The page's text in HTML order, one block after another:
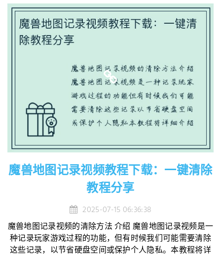
魔兽地图记录视频教程下载：一键清除
教程分享
2025-07-15 06:36:38
魔兽地图记录视频的清除方法 介绍 魔兽地图记录视频是一
种记录玩家游戏过程的功能，但有时候我们可能需要清除
这些记录，以节省硬盘空间或保护个人隐私。本教程将详